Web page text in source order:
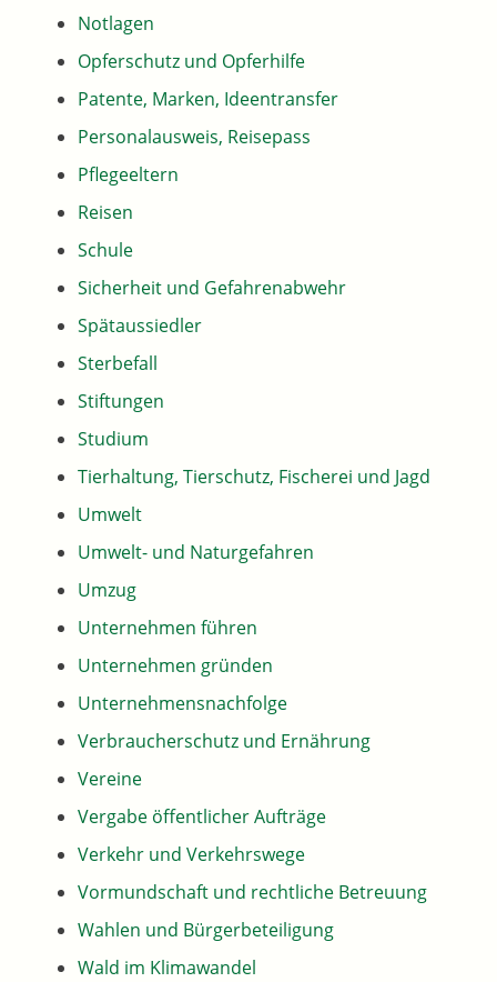
Notlagen
Opferschutz und Opferhilfe
Patente, Marken, Ideentransfer
Personalausweis, Reisepass
Pflegeeltern
Reisen
Schule
Sicherheit und Gefahrenabwehr
Spätaussiedler
Sterbefall
Stiftungen
Studium
Tierhaltung, Tierschutz, Fischerei und Jagd
Umwelt
Umwelt- und Naturgefahren
Umzug
Unternehmen führen
Unternehmen gründen
Unternehmensnachfolge
Verbraucherschutz und Ernährung
Vereine
Vergabe öffentlicher Aufträge
Verkehr und Verkehrswege
Vormundschaft und rechtliche Betreuung
Wahlen und Bürgerbeteiligung
Wald im Klimawandel